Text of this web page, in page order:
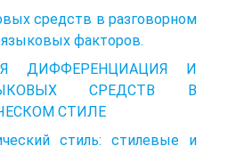
средств в разговорном
факторов.
ДИФФЕРЕНЦИАЦИЯ И
СРЕДСТВ В
СТИЛЕ
стиль: стилевые и